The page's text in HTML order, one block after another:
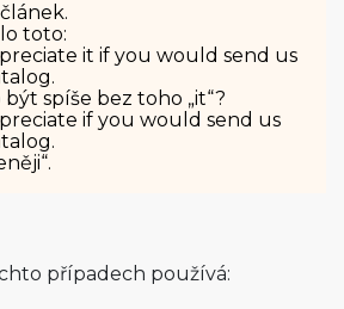
toto:
it if you would send us
spíše bez toho „it“?
if you would send us
případech používá: